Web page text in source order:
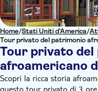
Home/Stati Uniti d'America/
Tour privato del patrimonio
Tour privato
afroamericano
Scopri la ricca storia
questo tour privato di 3